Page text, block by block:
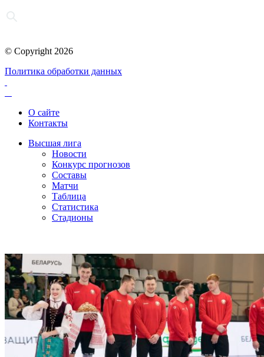
© Copyright 2026
Политика обработки данных
О сайте
Контакты
Высшая лига
Новости
Конкурс прогнозов
Составы
Матчи
Таблица
Статистика
Стадионы